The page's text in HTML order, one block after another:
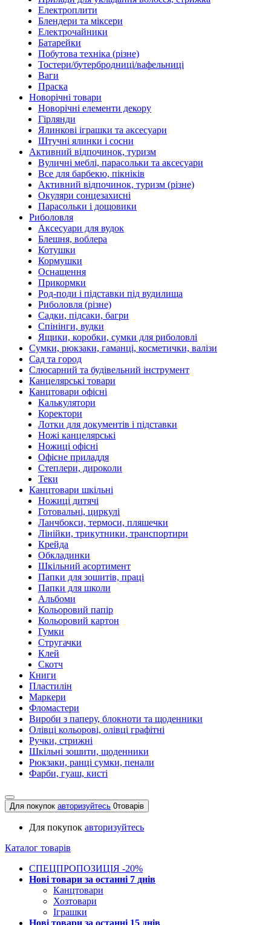
Електроплити
Блендери та міксери
Електрочайники
Батарейки
Побутова техніка (різне)
Тостери/бутербродниці/вафельниці
Ваги
Праска
Новорічні товари
Новорічні елементи декору
Гірлянди
Ялинкові іграшки та аксесуари
Штучні ялинки і сосни
Активний відпочинок, туризм
Вуличні меблі, парасольки та аксесуари
Все для барбекю, пікніків
Активний відпочинок, туризм (різне)
Окуляри сонцезахисні
Парасольки і дощовики
Риболовля
Аксесуари для вудок
Блешня, воблера
Котушки
Кормушки
Оснащення
Прикормки
Род-поди і підставки під вудилища
Риболовля (різне)
Садки, підсаки, багри
Спінінги, вудки
Ящики, коробки, сумки для риболовлі
Сумки, рюкзаки, гаманці, косметички, валізи
Сад та город
Слюсарний та будівельний інструмент
Канцелярські товари
Канцтовари офісні
Калькулятори
Коректори
Лотки для документів і підставки
Ножі канцелярські
Ножиці офісні
Офісне приладдя
Степлери, дироколи
Теки
Канцтовари шкільні
Ножиці дитячі
Готовальні, циркулі
Ланчбокси, термоси, пляшечки
Лінійки, трикутники, транспортири
Крейда
Обкладинки
Шкільний асортимент
Папки для зошитів, праці
Папки для школи
Альбоми
Кольоровий папір
Кольоровий картон
Гумки
Стругачки
Клей
Скотч
Книги
Пластилін
Маркери
Фломастери
Вироби з паперу, блокноти та щоденники
Олівці кольорові, олівці графітні
Ручки, стрижні
Шкільні зошити, щоденники
Рюкзаки, ранці сумки, пенали
Фарби, гуаш, кисті
Для покупок авторизуйтесь 0товарів
Для покупок авторизуйтесь
Каталог товарів
СПЕЦПРОПОЗИЦІЯ -20%
Нові товари за останнi 7 днiв
Канцтовари
Хозтовари
Іграшки
Нові товари за останнi 15 днiв